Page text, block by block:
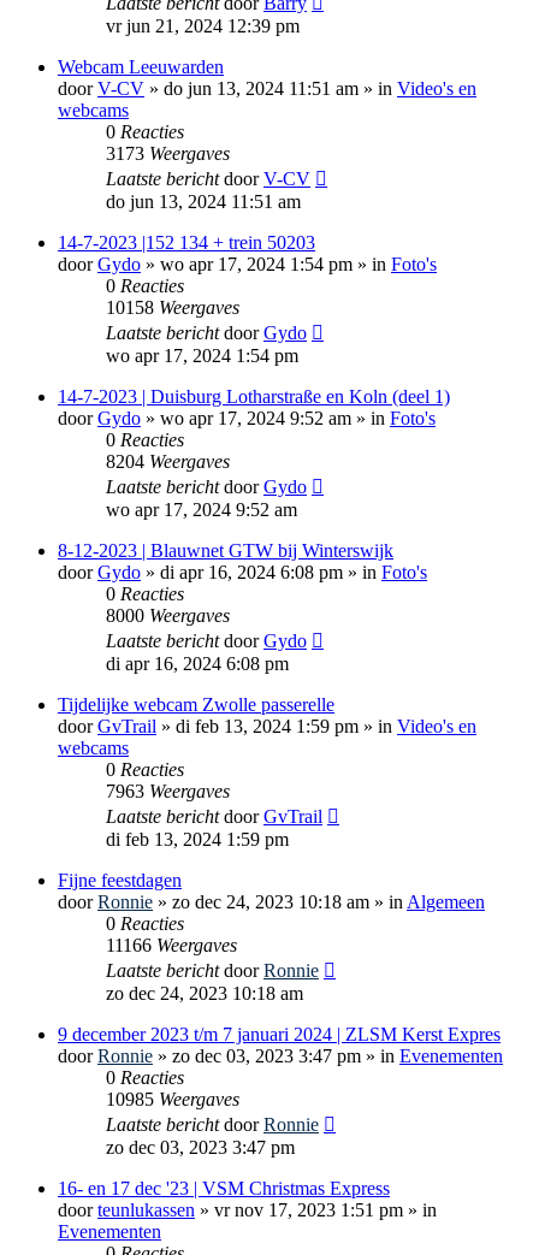
vr jun 21, 2024 12:39 pm
Webcam Leeuwarden
doorV-CV » do jun 13, 2024 11:51 am » in Video's en
webcams
0 Reacties
3173 Weergaves
Laatste berichtdoorV-CV
do jun 13, 2024 11:51 am
14-7-2023 |152 134 + trein 50203
doorGydo » wo apr 17, 2024 1:54 pm » in Foto's
0 Reacties
10158 Weergaves
Laatste berichtdoorGydo
wo apr 17, 2024 1:54 pm
14-7-2023 | Duisburg Lotharstraße en Koln (deel 1)
doorGydo » wo apr 17, 2024 9:52 am » in Foto's
0 Reacties
8204 Weergaves
Laatste berichtdoorGydo
wo apr 17, 2024 9:52 am
8-12-2023 | Blauwnet GTW bij Winterswijk
doorGydo » di apr 16, 2024 6:08 pm » in Foto's
0 Reacties
8000 Weergaves
Laatste berichtdoorGydo
di apr 16, 2024 6:08 pm
Tijdelijke webcam Zwolle passerelle
doorGvTrail » di feb 13, 2024 1:59 pm » in Video's en
webcams
0 Reacties
7963 Weergaves
Laatste berichtdoorGvTrail
di feb 13, 2024 1:59 pm
Fijne feestdagen
doorRonnie » zo dec 24, 2023 10:18 am » in Algemeen
0 Reacties
11166 Weergaves
Laatste berichtdoorRonnie
zo dec 24, 2023 10:18 am
9 december 2023 t/m 7 januari 2024 | ZLSM Kerst Expres
doorRonnie » zo dec 03, 2023 3:47 pm » in Evenementen
0 Reacties
10985 Weergaves
Laatste berichtdoorRonnie
zo dec 03, 2023 3:47 pm
16- en 17 dec '23 | VSM Christmas Express
doorteunlukassen » vr nov 17, 2023 1:51 pm » in
Evenementen